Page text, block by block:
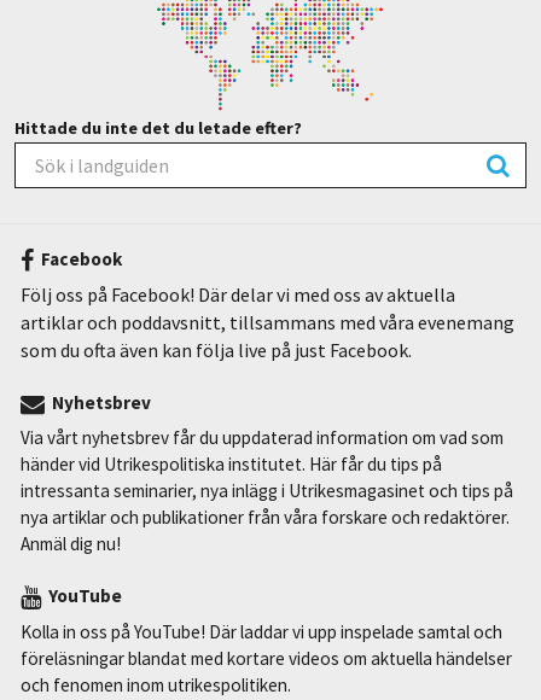
Hittade du inte det du letade efter?
Facebook
Följ oss på Facebook! Där delar vi med oss av aktuella
artiklar och poddavsnitt, tillsammans med våra evenemang
som du ofta även kan följa live på just Facebook.
Nyhetsbrev
Via vårt nyhetsbrev får du uppdaterad information om vad som
händer vid Utrikespolitiska institutet. Här får du tips på
intressanta seminarier, nya inlägg i Utrikesmagasinet och tips på
nya artiklar och publikationer från våra forskare och redaktörer.
Anmäl dig nu!
YouTube
Kolla in oss på YouTube! Där laddar vi upp inspelade samtal och
föreläsningar blandat med kortare videos om aktuella händelser
och fenomen inom utrikespolitiken.